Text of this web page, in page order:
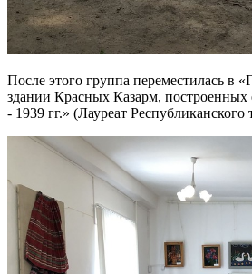
После этого группа переместилась в
здании Красных Казарм, построенных
- 1939 гг.» (Лауреат